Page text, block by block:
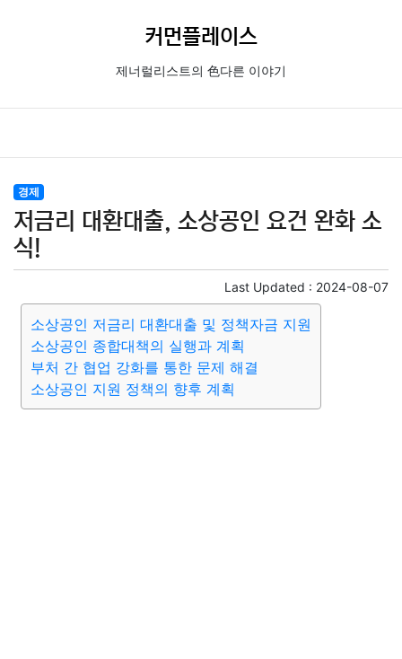
커먼플레이스
제너럴리스트의 色다른 이야기
경제
저금리 대환대출, 소상공인 요건 완화 소
식!
Last Updated : 2024-08-07
소상공인 저금리 대환대출 및 정책자금 지원
소상공인 종합대책의 실행과 계획
부처 간 협업 강화를 통한 문제 해결
소상공인 지원 정책의 향후 계획